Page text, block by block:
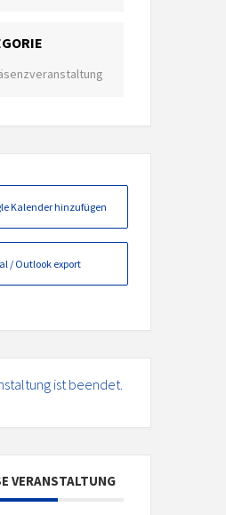
Kalender hinzufügen
/ Outlook export
ist beendet.
VERANSTALTUNG